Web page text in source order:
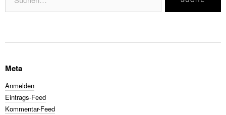
Meta
Anmelden
Eintrags-Feed
Kommentar-Feed